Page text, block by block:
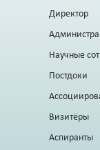
Директор
Научные
Постдоки
Визитёры
Аспиранты